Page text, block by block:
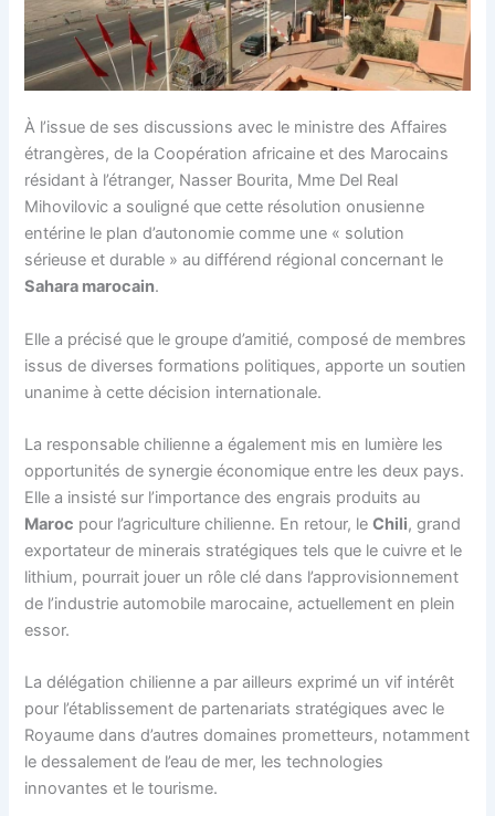
À l’issue de ses discussions avec le ministre des Affaires
étrangères, de la Coopération africaine et des Marocains
résidant à l’étranger, Nasser Bourita, Mme Del Real
Mihovilovic a souligné que cette résolution onusienne
entérine le plan d’autonomie comme une « solution
sérieuse et durable » au différend régional concernant le
Sahara marocain.
Elle a précisé que le groupe d’amitié, composé de membres
issus de diverses formations politiques, apporte un soutien
unanime à cette décision internationale.
La responsable chilienne a également mis en lumière les
opportunités de synergie économique entre les deux pays.
Elle a insisté sur l’importance des engrais produits au
Maroc pour l’agriculture chilienne. En retour, leChili, grand
exportateur de minerais stratégiques tels que le cuivre et le
lithium, pourrait jouer un rôle clé dans l’approvisionnement
de l’industrie automobile marocaine, actuellement en plein
essor.
La délégation chilienne a par ailleurs exprimé un vif intérêt
pour l’établissement de partenariats stratégiques avec le
Royaume dans d’autres domaines prometteurs, notamment
le dessalement de l’eau de mer, les technologies
innovantes et le tourisme.